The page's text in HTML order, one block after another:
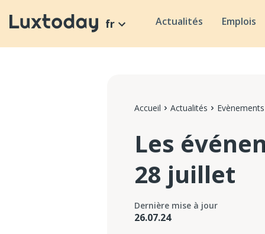
fr Actualités Emplois
Accueil Actualités Evènements
Les
28 juillet
Dernière mise à jour
26.07.24